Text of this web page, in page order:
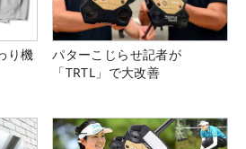
り機
パターこじらせ記者が
「TRTL」で大改善